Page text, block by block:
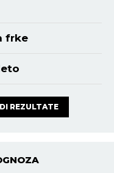
frke
REZULTATE